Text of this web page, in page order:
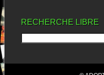
RECHERCHE LIBRE